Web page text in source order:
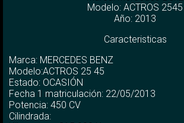
Modelo:ACTROS 2545
Año: 2013
Caracteristicas
Marca: MERCEDES BENZ
Modelo:ACTROS 25 45
Estado: OCASIÓN
Fecha 1 matriculación: 22/05/2013
Potencia: 450 CV
Cilindrada: